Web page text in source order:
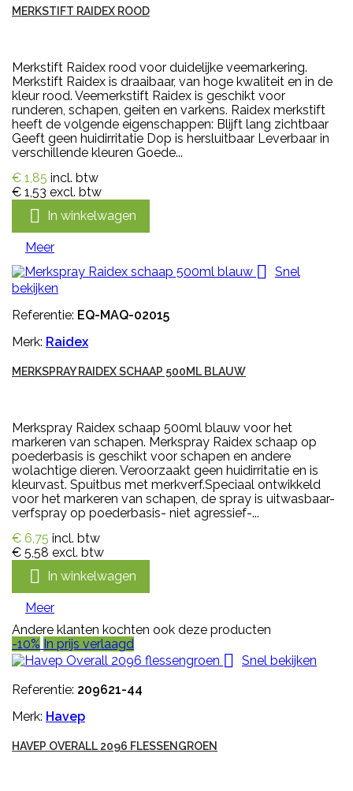
MERKSTIFT RAIDEX ROOD
Merkstift Raidex rood voor duidelijke veemarkering.
Merkstift Raidex is draaibaar, van hoge kwaliteit en in de
kleur rood. Veemerkstift Raidex is geschikt voor
runderen, schapen, geiten en varkens. Raidex merkstift
heeft de volgende eigenschappen: Blijft lang zichtbaar
Geeft geen huidirritatie Dop is hersluitbaar Leverbaar in
verschillende kleuren Goede...
€ 1,85 incl. btw
€ 1,53 excl. btw
 In winkelwagen
Meer

Snel
bekijken
Referentie: EQ-MAQ-02015
Merk: Raidex
MERKSPRAY RAIDEX SCHAAP 500ML BLAUW
Merkspray Raidex schaap 500ml blauw voor het
markeren van schapen. Merkspray Raidex schaap op
poederbasis is geschikt voor schapen en andere
wolachtige dieren. Veroorzaakt geen huidirritatie en is
kleurvast. Spuitbus met merkverf.Speciaal ontwikkeld
voor het markeren van schapen, de spray is uitwasbaar-
verfspray op poederbasis- niet agressief-...
€ 6,75 incl. btw
€ 5,58 excl. btw
 In winkelwagen
Meer
Andere klanten kochten ook deze producten
-10% In prijs verlaagd

Snel bekijken
Referentie: 209621-44
Merk: Havep
HAVEP OVERALL 2096 FLESSENGROEN